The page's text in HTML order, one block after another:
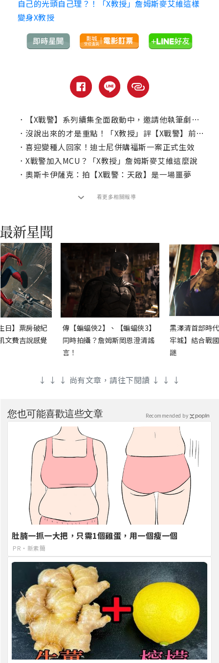
自己的光頭自己理？！「X教授」詹姆斯麥艾維這樣
變身X教授
．
【X戰警】系列續集全面啟動中，邀請他執筆劇情！
． 沒說出來的才是重點！「X教授」評【X戰警】前傳系列敗因
． 喜迎變種人回家！迪士尼併購福斯一案正式生效
． X戰警加入MCU？「X教授」詹姆斯麥艾維這麼說
． 奧斯卡伊薩克：拍【X戰警：天啟】是一場噩夢
看更多相關報導
日】票房破紀
文費吉說感覺
傳【蝙蝠俠2】、【蝙蝠俠3】
同時拍攝？詹姆斯岡恩澄清謠
言！
黑澤清首部時
牢城】結合戰
謎
↓ ↓ ↓ 尚有文章，請往下閱讀 ↓ ↓ ↓
您也可能喜歡這些文章
肚腩一抓一大把，只需1個雞蛋，用一個瘦一個
PR・新素簡
Recommended by